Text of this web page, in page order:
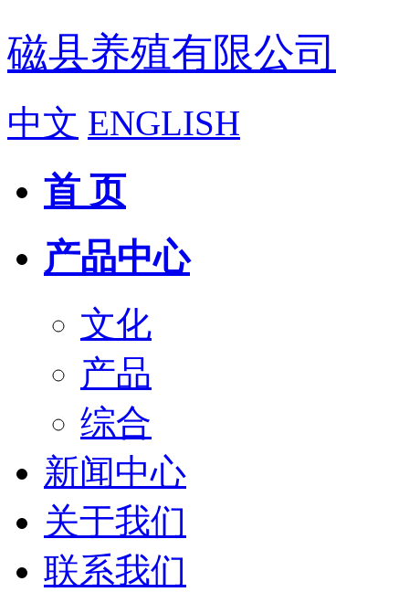
磁县养殖有限公司
中文 ENGLISH
首 页
产品中心
文化
产品
综合
新闻中心
关于我们
联系我们